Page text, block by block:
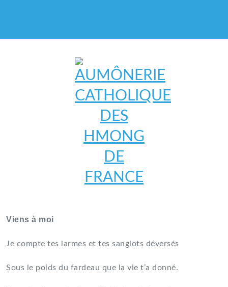
DES HMONG DE FRANCE
Viens à moi
Je compte tes larmes et tes sanglots déversés
Sous le poids du fardeau que la vie t’a donné.